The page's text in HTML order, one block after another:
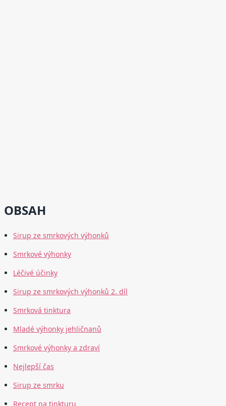
OBSAH
Sirup ze smrkových výhonků
Smrkové výhonky
Léčivé účinky
Sirup ze smrkových výhonků 2. díl
Smrková tinktura
Mladé výhonky jehličnanů
Smrkové výhonky a zdraví
Nejlepší čas
Sirup ze smrku
Recept na tinkturu